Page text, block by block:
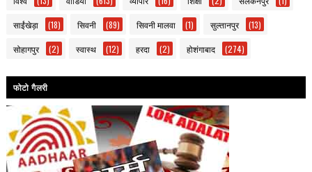
साईंखेड़ा (18) सिवनी (89) सिवनी मालवा (1) सुल्तानपुर (13)
सोहागपुर (2) स्वास्थ (12) हरदा (2) होशंगाबाद (274)
फोटो गैलरी